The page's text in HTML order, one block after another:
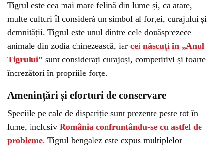
Tigrul este cea mai mare felină din lume și, ca atare,
multe culturi îl consideră un simbol al forței, curajului și
demnității. Tigrul este unul dintre cele douăsprezece
animale din zodia chinezească, iar cei născuți în „Anul
Tigrului” sunt considerați curajoși, competitivi și foarte
încrezători în propriile forțe.
Amenințări și eforturi de conservare
Speciile pe cale de dispariție sunt prezente peste tot în
lume, inclusiv România confruntându-se cu astfel de
probleme. Tigrul bengalez este expus multiplelor